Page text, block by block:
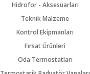
Hidrofor - Aksesuarları
Teknik Malzeme
Kontrol Ekipmanları
Fırsat Ürünleri
Oda Termostatları